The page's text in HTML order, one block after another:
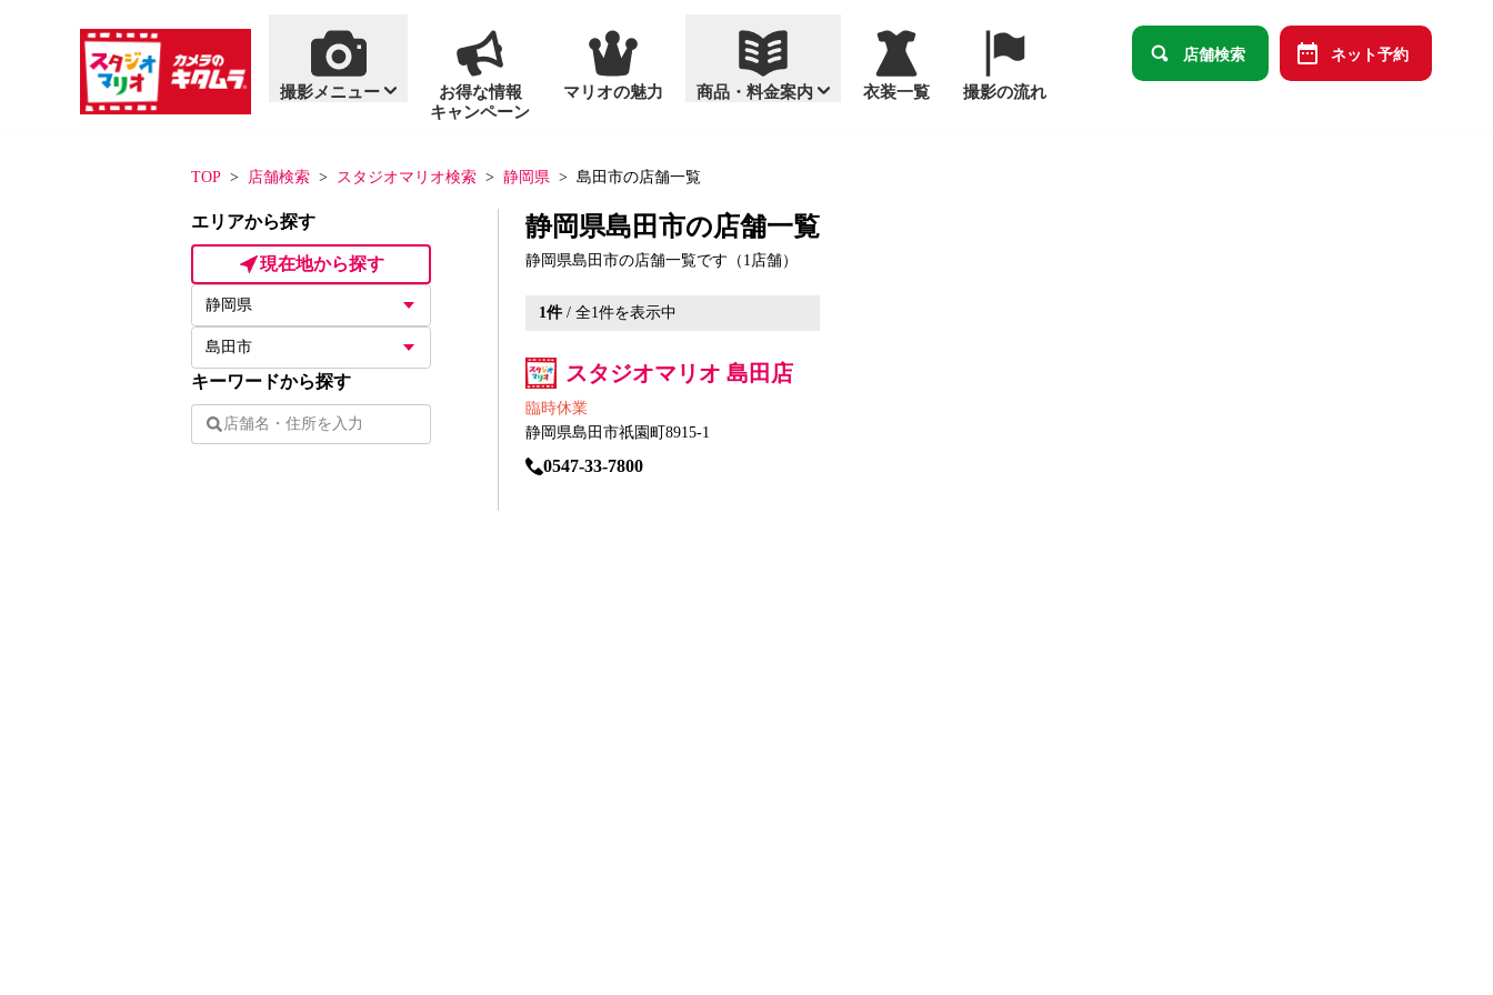
撮影メニュー
撮影メニュー
一覧を見る
おすすめ撮影
七五三
お宮参り
百日祝い・お食い初め
お誕生日（バースデーフォ
ト）
ハーフバースデー
マタニティ
「いないいないばあっ！」なかよしフォト
お得な情報
キャンペーン
マリオの魅力 商品・料金案内
商品・料金案内
一覧を見る
単品商品
写真集
台紙
アルバム
プリント写真
フォトフレーム
画像データ販売
フォトグッズ
「いないいないばあっ！」なかよしフォトグッズ
衣装一覧 撮影の流れ
ネット予約
店舗検索
TOP 店舗検索 スタジオマリオ検索 静岡県 島田市の店舗一覧
エリアから探す
現在地から探す
キーワードから探す
静岡県島田市の店舗一覧
静岡県島田市の店舗一覧です（1店舗）
1件 / 全1件を表示中
スタジオマリオ 島田店
臨時休業
静岡県島田市祇園町8915-1
0547-33-7800